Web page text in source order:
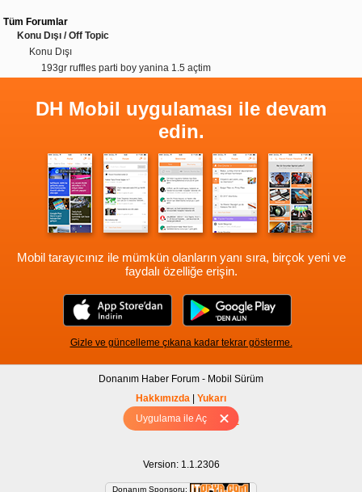
Uygulama ile Aç
Tüm Forumlar
Konu Dışı / Off Topic
Konu Dışı
193gr ruffles parti boy yanina 1.5 açtim
DH Mobil uygulaması ile devam
edin.
Mobil tarayıcınız ile mümkün olanların yanı sıra, birçok yeni ve
faydalı özelliğe erişin.
Gizle ve güncelleme çıkana kadar tekrar gösterme.
Donanım Haber Forum - Mobil Sürüm
Hakkımızda
Yukarı
Tam sürüm için Tıklayınız
Version: 1.1.2306
Donanım Sponsoru: